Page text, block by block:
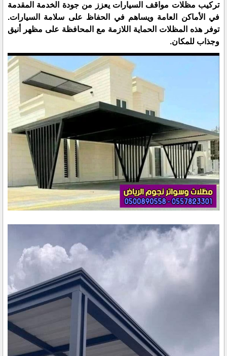
تركيب مظلات مواقف السيارات يعزز من جودة الخدمة المقدمة
في الأماكن العامة ويساهم في الحفاظ على سلامة السيارات.
توفر هذه المظلات الحماية اللازمة مع المحافظة على مظهر أنيق
وجذاب للمكان.